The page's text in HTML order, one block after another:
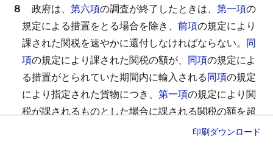
８
政府は、 第六項の調査が終了したときは、 第一項の
規定による措置をとる場合を除き、 前項の規定により
課された関税を速やかに還付しなければならない。 同
項の規定により課された関税の額が、 同項の規定によ
る措置がとられていた期間内に輸入される同項の規定
により指定された貨物につき、 第一項の規定により関
税が課されるものとした場合に課される関税の額を超
える場合における当該超える部分の関税についても、
印刷ダウンロード